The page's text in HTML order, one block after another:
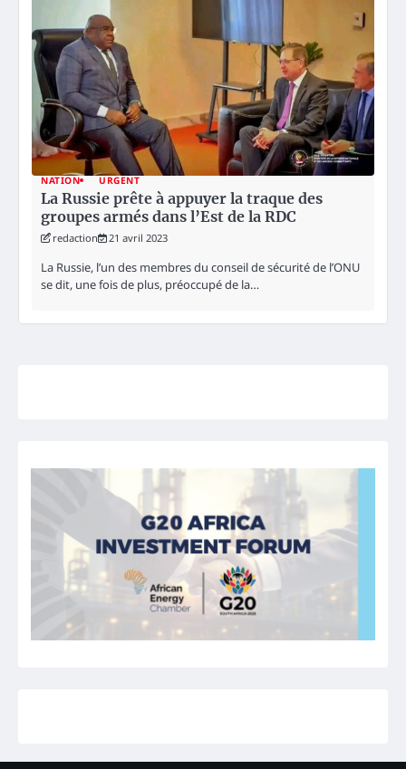
NATION URGENT
La Russie prête à appuyer la traque des
groupes armés dans l’Est de la RDC
redaction 21 avril 2023
La Russie, l’un des membres du conseil de sécurité de l’ONU
se dit, une fois de plus, préoccupé de la…